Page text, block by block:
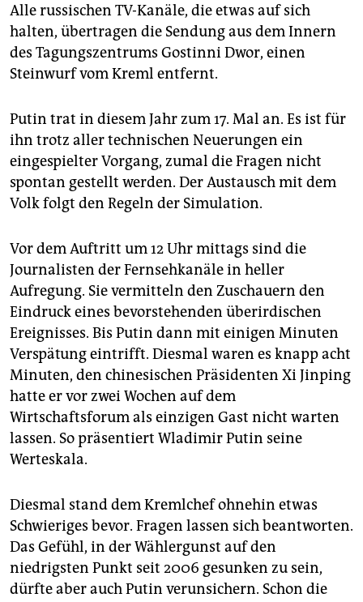
epaper login
Alle russischen TV-Kanäle, die etwas auf sich
halten, übertragen die Sendung aus dem Innern
des Tagungszentrums Gostinni Dwor, einen
Steinwurf vom Kreml entfernt.
Putin trat in diesem Jahr zum 17. Mal an. Es ist für
ihn trotz aller technischen Neuerungen ein
eingespielter Vorgang, zumal die Fragen nicht
spontan gestellt werden. Der Austausch mit dem
Volk folgt den Regeln der Simulation.
Vor dem Auftritt um 12 Uhr mittags sind die
Journalisten der Fernsehkanäle in heller
Aufregung. Sie vermitteln den Zuschauern den
Eindruck eines bevorstehenden überirdischen
Ereignisses. Bis Putin dann mit einigen Minuten
Verspätung eintrifft. Diesmal waren es knapp acht
Minuten, den chinesischen Präsidenten Xi Jinping
hatte er vor zwei Wochen auf dem
Wirtschaftsforum als einzigen Gast nicht warten
lassen. So präsentiert Wladimir Putin seine
Werteskala.
Diesmal stand dem Kremlchef ohnehin etwas
Schwieriges bevor. Fragen lassen sich beantworten.
Das Gefühl, in der Wählergunst auf den
niedrigsten Punkt seit 2006 gesunken zu sein,
dürfte aber auch Putin verunsichern. Schon die